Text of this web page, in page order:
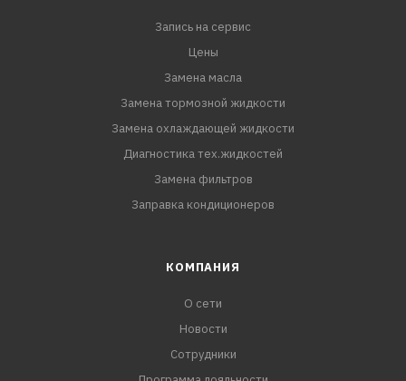
Запись на сервис
Цены
Замена масла
Замена тормозной жидкости
Замена охлаждающей жидкости
Диагностика тех.жидкостей
Замена фильтров
Заправка кондиционеров
КОМПАНИЯ
О сети
Новости
Сотрудники